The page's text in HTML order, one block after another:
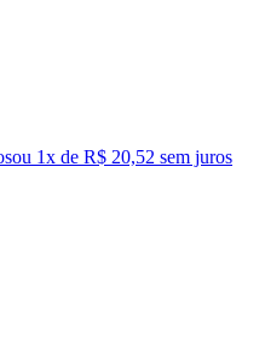
ou 1x de R$ 20,52 sem juros